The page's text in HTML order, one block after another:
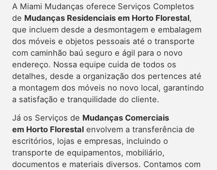
A Miami Mudanças oferece Serviços Completos
de Mudanças Residenciais em Horto Florestal,
que incluem desde a desmontagem e embalagem
dos móveis e objetos pessoais até o transporte
com caminhão baú seguro e ágil para o novo
endereço. Nossa equipe cuida de todos os
detalhes, desde a organização dos pertences até
a montagem dos móveis no novo local, garantindo
a satisfação e tranquilidade do cliente.
Já os Serviços de Mudanças Comerciais
em Horto Florestal envolvem a transferência de
escritórios, lojas e empresas, incluindo o
transporte de equipamentos, mobiliário,
documentos e materiais diversos. Contamos com